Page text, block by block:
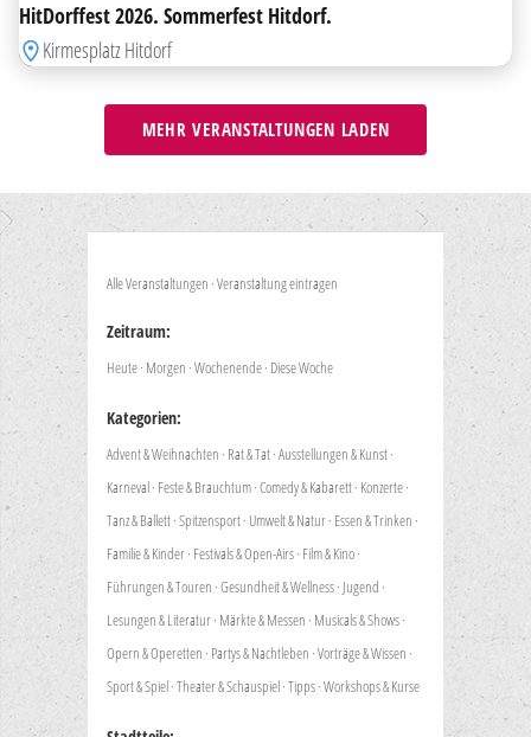
HitDorffest 2026. Sommerfest Hitdorf.
Kirmesplatz Hitdorf
MEHR VERANSTALTUNGEN LADEN
Alle Veranstaltungen ·Veranstaltung eintragen
Zeitraum:
Heute· Morgen ·Wochenende· Diese Woche
Kategorien:
Advent & Weihnachten · Rat & Tat·Ausstellungen & Kunst·
Karneval· Feste & Brauchtum·Comedy & Kabarett· Konzerte·
Tanz & Ballett·Spitzensport· Umwelt & Natur· Essen & Trinken ·
Familie & Kinder· Festivals & Open-Airs· Film & Kino·
Führungen & Touren ·Gesundheit & Wellness· Jugend ·
Lesungen & Literatur· Märkte & Messen · Musicals & Shows·
Opern & Operetten · Partys & Nachtleben ·Vorträge & Wissen ·
Sport & Spiel·Theater & Schauspiel·Tipps·Workshops & Kurse